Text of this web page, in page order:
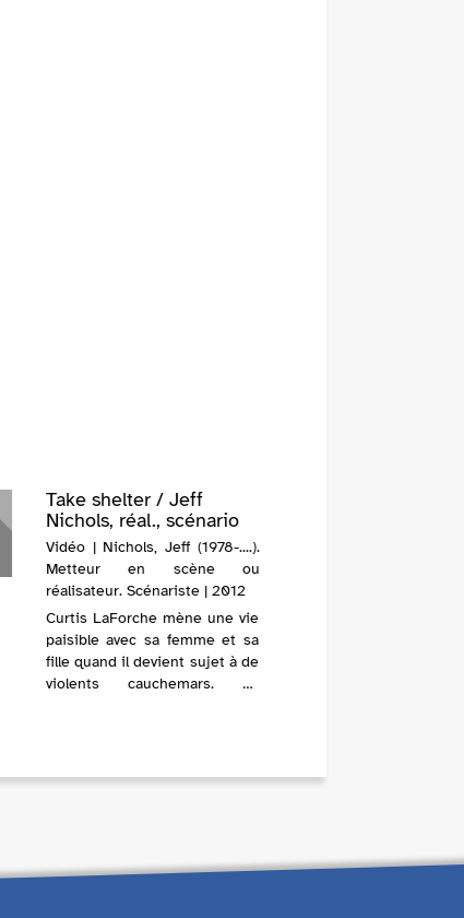
Take shelter / Jeff
Nichols, réal., scénario
Vidéo | Nichols, Jeff (1978-....).
Metteur en scène ou
réalisateur. Scénariste | 2012
Curtis LaForche mène une vie
paisible avec sa femme et sa
fille quand il devient sujet à de
violents cauchemars. La